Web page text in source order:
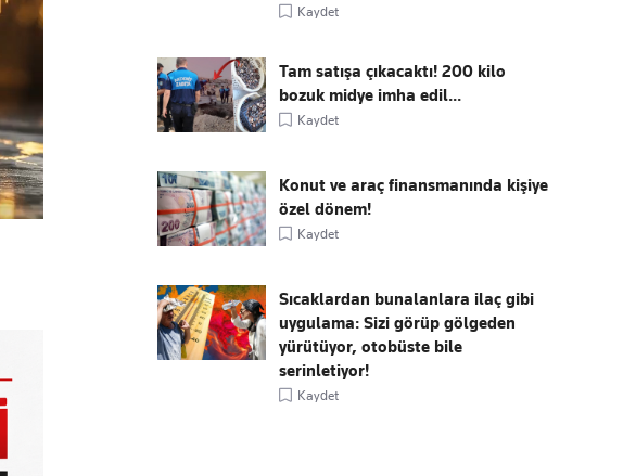
Kaydet
Tam satışa çıkacaktı! 200 kilo
bozuk midye imha edil...
Kaydet
Konut ve araç finansmanında kişiye
özel dönem!
Kaydet
Sıcaklardan bunalanlara ilaç gibi
uygulama: Sizi görüp gölgeden
yürütüyor, otobüste bile
serinletiyor!
Kaydet